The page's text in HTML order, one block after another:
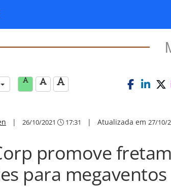
| 26/10/2021 17:31 | Atualizada em 27/10/
promove
para megaventos